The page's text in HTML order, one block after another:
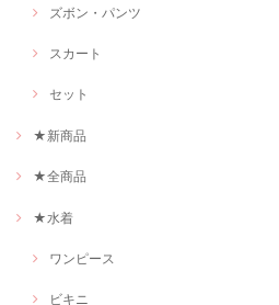
ズボン・パンツ
スカート
セット
★新商品
★全商品
★水着
ワンピース
ビキニ